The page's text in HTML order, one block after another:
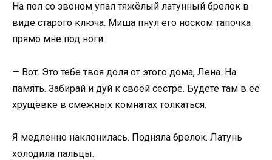
На пол со звоном упал тяжёлый латунный брелок в
виде старого ключа. Миша пнул его носком тапочка
прямо мне под ноги.
— Вот. Это тебе твоя доля от этого дома, Лена. На
память. Забирай и дуй к своей сестре. Будете там в её
хрущёвке в смежных комнатах толкаться.
Я медленно наклонилась. Подняла брелок. Латунь
холодила пальцы.